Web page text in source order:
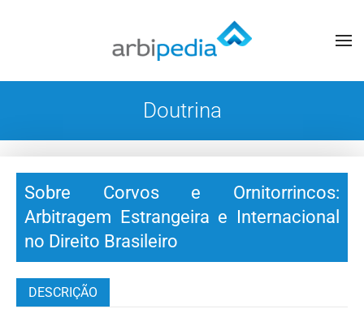
Doutrina
Sobre Corvos e Ornitorrincos:
Arbitragem Estrangeira e Internacional
no Direito Brasileiro
DESCRIÇÃO